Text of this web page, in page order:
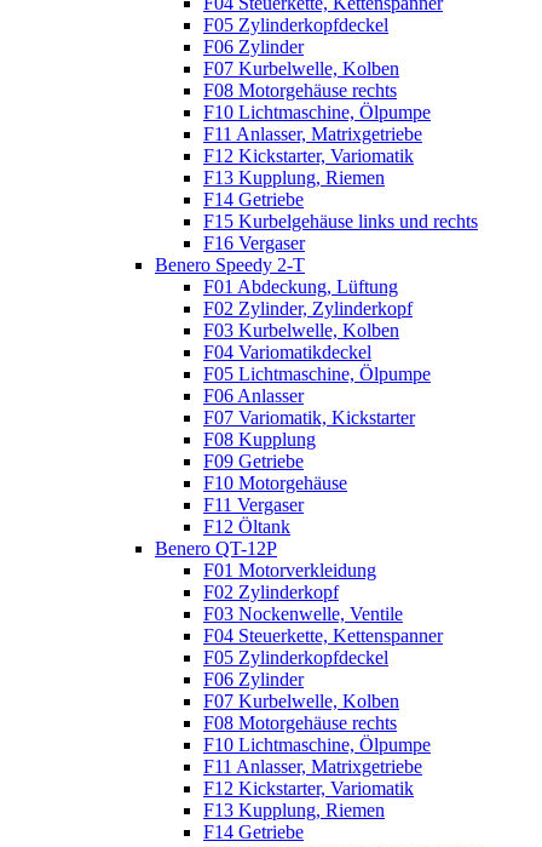
F05 Zylinderkopfdeckel
F06 Zylinder
F07 Kurbelwelle, Kolben
F08 Motorgehäuse rechts
F10 Lichtmaschine, Ölpumpe
F11 Anlasser, Matrixgetriebe
F12 Kickstarter, Variomatik
F13 Kupplung, Riemen
F14 Getriebe
F15 Kurbelgehäuse links und rechts
F16 Vergaser
Benero Speedy 2-T
F01 Abdeckung, Lüftung
F02 Zylinder, Zylinderkopf
F03 Kurbelwelle, Kolben
F04 Variomatikdeckel
F05 Lichtmaschine, Ölpumpe
F06 Anlasser
F07 Variomatik, Kickstarter
F08 Kupplung
F09 Getriebe
F10 Motorgehäuse
F11 Vergaser
F12 Öltank
Benero QT-12P
F01 Motorverkleidung
F02 Zylinderkopf
F03 Nockenwelle, Ventile
F04 Steuerkette, Kettenspanner
F05 Zylinderkopfdeckel
F06 Zylinder
F07 Kurbelwelle, Kolben
F08 Motorgehäuse rechts
F10 Lichtmaschine, Ölpumpe
F11 Anlasser, Matrixgetriebe
F12 Kickstarter, Variomatik
F13 Kupplung, Riemen
F14 Getriebe